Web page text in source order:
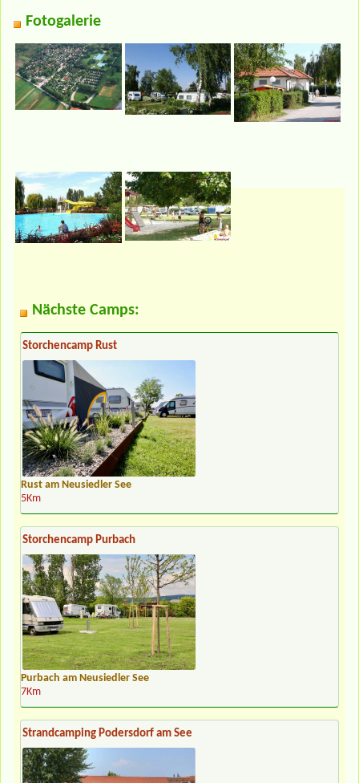
Fotogalerie
Nächste Camps:
Storchencamp Rust
Rust am Neusiedler See
5Km
Storchencamp Purbach
Purbach am Neusiedler See
7Km
Strandcamping Podersdorf am See